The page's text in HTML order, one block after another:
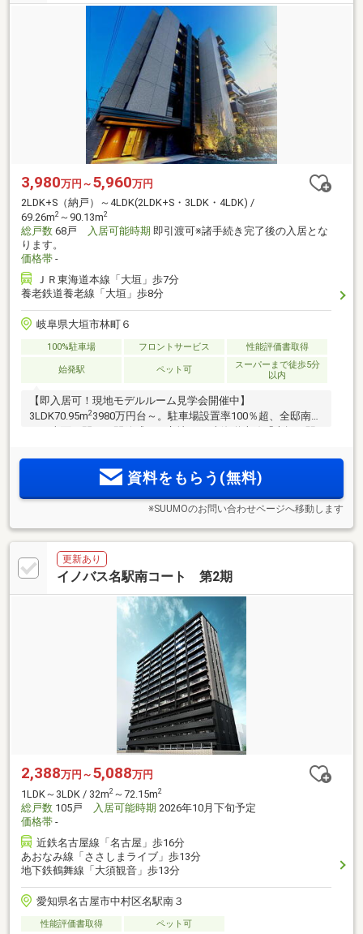
3,980万円～ 5,960万円
2LDK+S（納戸）～4LDK(2LDK+S・3LDK・4LDK) /
69.26m2 ～90.13m2
総戸数 68戸 入居可能時期 即引渡可※諸手続き完了後の入居とな
ります。
価格帯 -
ＪＲ東海道本線「大垣」歩7分
養老鉄道養老線「大垣」歩8分
岐阜県大垣市林町６
100%駐車場 フロントサービス 性能評価書取得
始発駅 ペット可
スーパーまで徒歩5分
以内
【即入居可！現地モデルルーム見学会開催中】
3LDK70.95m2 3980万円台～。駐車場設置率100％超、全邸南向
き。南面が開けた開放感ある立地。JR東海道本線「大垣」駅
分。徒歩圏内にスーパー、ドラッグストアなどが充実。マン
ションならではのコンシェルジュサービス付き
資料をもらう(無料)
※SUUMOのお問い合わせページへ移動します
更新あり
イノバス名駅南コート 第2期
2,388万円～ 5,088万円
1LDK～3LDK / 32m2 ～72.15m2
総戸数 105戸 入居可能時期 2026年10月下旬予定
価格帯 -
近鉄名古屋線「名古屋」歩16分
あおなみ線「ささしまライブ」歩13分
地下鉄鶴舞線「大須観音」歩13分
愛知県名古屋市中村区名駅南３
性能評価書取得 ペット可